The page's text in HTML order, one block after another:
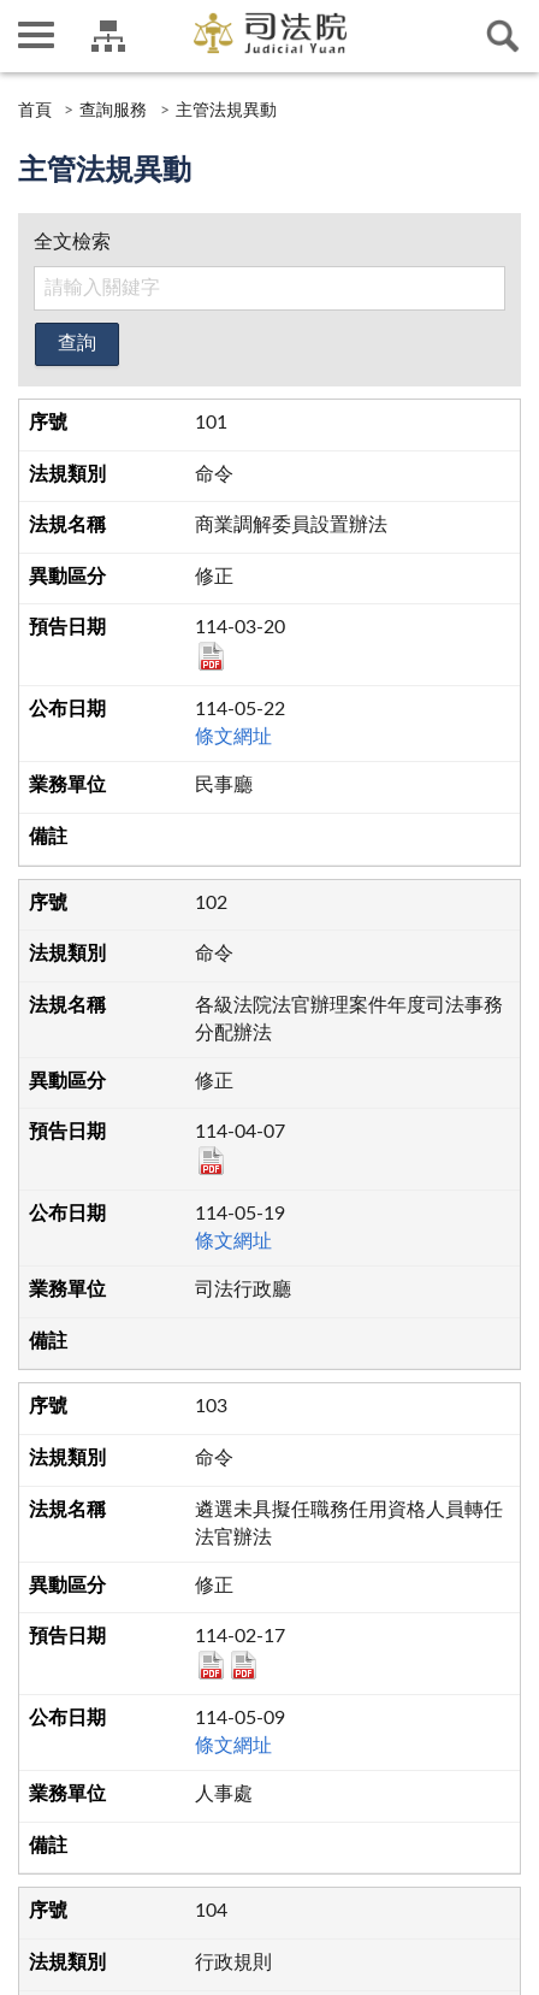
首頁 查詢服務 主管法規異動
主管法規異動
全文檢索
101
命令
商業調解委員設置辦法
修正
114-03-20
114-05-22
條文網址
民事廳
102
命令
各級法院法官辦理案件年度司法事務
分配辦法
修正
114-04-07
114-05-19
條文網址
司法行政廳
103
命令
遴選未具擬任職務任用資格人員轉任
法官辦法
修正
114-02-17
114-05-09
條文網址
人事處
104
行政規則